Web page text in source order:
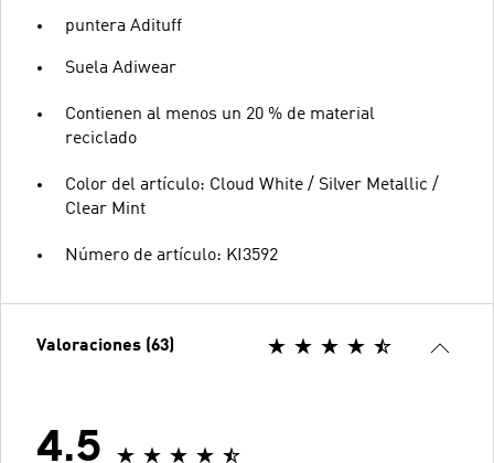
puntera Adituff
Suela Adiwear
Contienen al menos un 20 % de material
reciclado
Color del artículo: Cloud White / Silver Metallic /
Clear Mint
Número de artículo: KI3592
Valoraciones (63)
4.5